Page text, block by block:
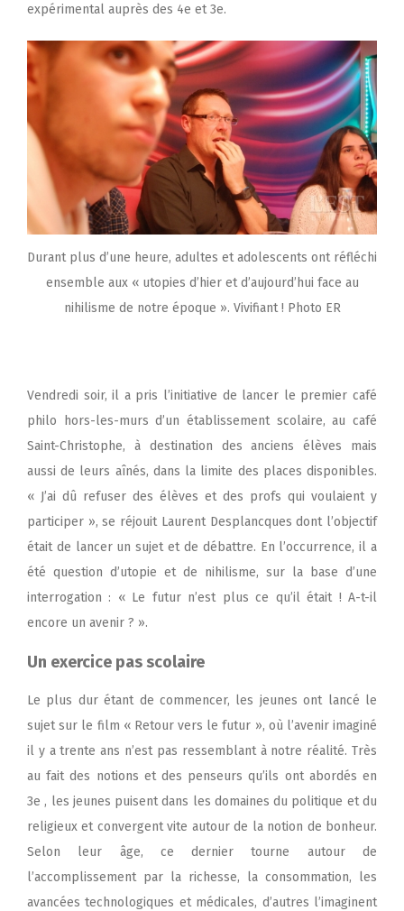
expérimental auprès des 4e et 3e.
Durant plus d’une heure, adultes et adolescents ont réfléchi
ensemble aux « utopies d’hier et d’aujourd’hui face au
nihilisme de notre époque ». Vivifiant ! Photo ER
Vendredi soir, il a pris l’initiative de lancer le premier café
philo hors-les-murs d’un établissement scolaire, au café
Saint-Christophe, à destination des anciens élèves mais
aussi de leurs aînés, dans la limite des places disponibles.
« J’ai dû refuser des élèves et des profs qui voulaient y
participer », se réjouit Laurent Desplancques dont l’objectif
était de lancer un sujet et de débattre. En l’occurrence, il a
été question d’utopie et de nihilisme, sur la base d’une
interrogation : « Le futur n’est plus ce qu’il était ! A-t-il
encore un avenir ? ».
Un exercice pas scolaire
Le plus dur étant de commencer, les jeunes ont lancé le
sujet sur le film « Retour vers le futur », où l’avenir imaginé
il y a trente ans n’est pas ressemblant à notre réalité. Très
au fait des notions et des penseurs qu’ils ont abordés en
3e , les jeunes puisent dans les domaines du politique et du
religieux et convergent vite autour de la notion de bonheur.
Selon leur âge, ce dernier tourne autour de
l’accomplissement par la richesse, la consommation, les
avancées technologiques et médicales, d’autres l’imaginent